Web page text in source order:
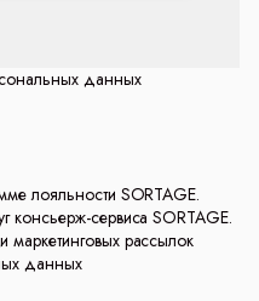
данных
лояльности SORTAGE.
консьерж-сервиса SORTAGE.
рассылок
данных